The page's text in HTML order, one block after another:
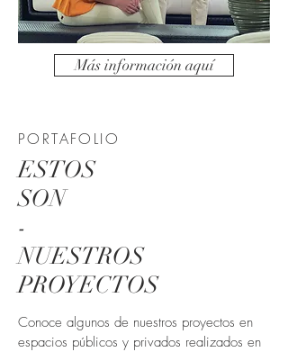
ESTOS
SON
-
NUESTROS
PROYECTOS
Conoce algunos de nuestros proyectos en
espacios públicos y privados realizados en
Más información aquí
PORTAFOLIO